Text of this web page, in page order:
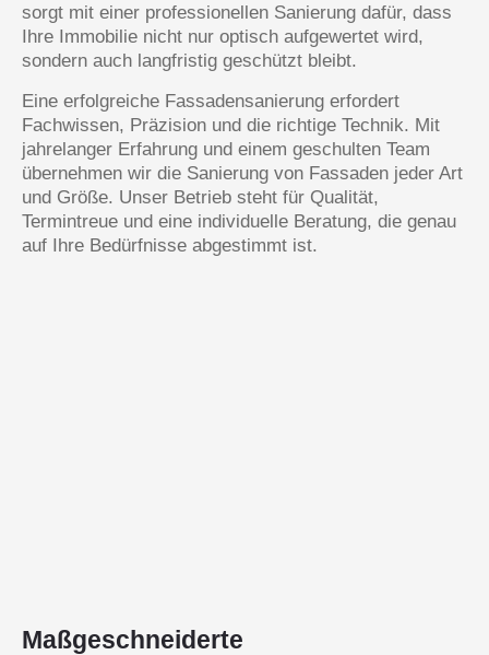
sorgt mit einer professionellen Sanierung dafür, dass
Ihre Immobilie nicht nur optisch aufgewertet wird,
sondern auch langfristig geschützt bleibt.
Eine erfolgreiche Fassadensanierung erfordert
Fachwissen, Präzision und die richtige Technik. Mit
jahrelanger Erfahrung und einem geschulten Team
übernehmen wir die Sanierung von Fassaden jeder Art
und Größe. Unser Betrieb steht für Qualität,
Termintreue und eine individuelle Beratung, die genau
auf Ihre Bedürfnisse abgestimmt ist.
Maßgeschneiderte